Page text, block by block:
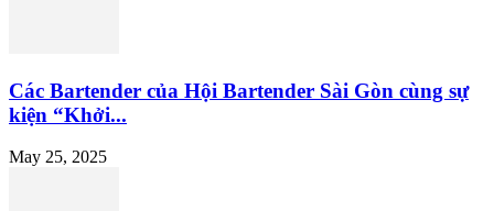
Các Bartender của Hội Bartender Sài Gòn cùng sự
kiện “Khởi...
May 25, 2025